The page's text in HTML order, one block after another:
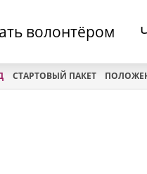
волонтёром
СТАРТОВЫЙ ПАКЕТ